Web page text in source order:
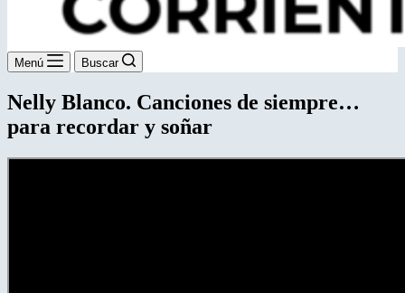
Menú Buscar
Nelly Blanco. Canciones de siempre…
para recordar y soñar